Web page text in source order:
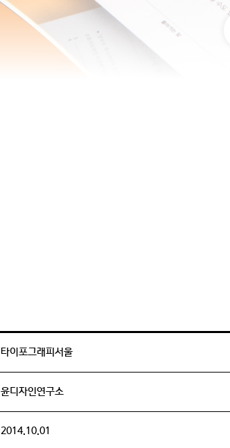
타이포그래피서울
윤디자인연구소
2014.10.01